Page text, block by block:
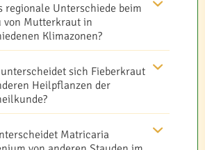
regionale Unterschiede beim
von Mutterkraut in
Klimazonen?
sich Fieberkraut
Heilpflanzen der
Matricaria